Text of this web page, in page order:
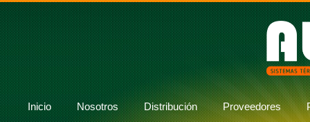
Inicio Nosotros Distribución Proveedores